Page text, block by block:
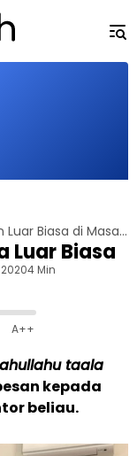
Pesan Luar Biasa di Masa Luar Biasa
Luar Biasa
4 Min
A++
taala
kepada
beliau.